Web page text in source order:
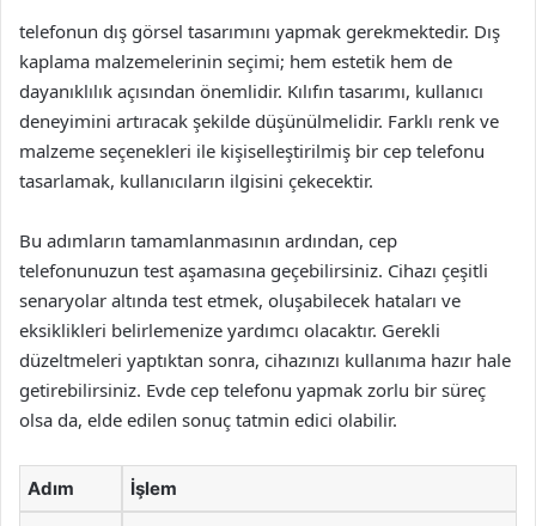
telefonun dış görsel tasarımını yapmak gerekmektedir. Dış
kaplama malzemelerinin seçimi; hem estetik hem de
dayanıklılık açısından önemlidir. Kılıfın tasarımı, kullanıcı
deneyimini artıracak şekilde düşünülmelidir. Farklı renk ve
malzeme seçenekleri ile kişiselleştirilmiş bir cep telefonu
tasarlamak, kullanıcıların ilgisini çekecektir.
Bu adımların tamamlanmasının ardından, cep
telefonunuzun test aşamasına geçebilirsiniz. Cihazı çeşitli
senaryolar altında test etmek, oluşabilecek hataları ve
eksiklikleri belirlemenize yardımcı olacaktır. Gerekli
düzeltmeleri yaptıktan sonra, cihazınızı kullanıma hazır hale
getirebilirsiniz. Evde cep telefonu yapmak zorlu bir süreç
olsa da, elde edilen sonuç tatmin edici olabilir.
Adım İşlem